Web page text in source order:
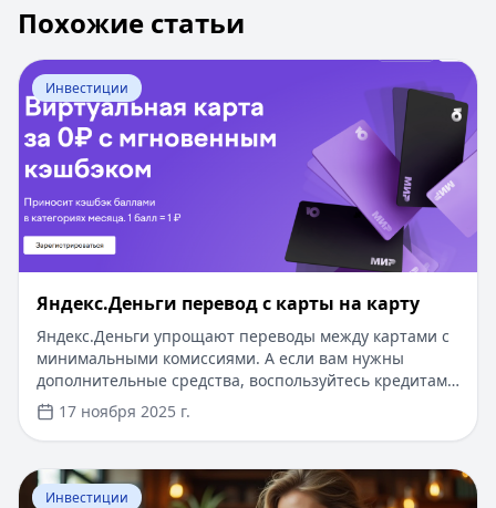
Похожие статьи
Перейти к статье: Яндекс.Деньги перевод с карты на
Инвестиции
Яндекс.Деньги перевод с карты на карту
Яндекс.Деньги упрощают переводы между картами с
минимальными комиссиями. А если вам нужны
дополнительные средства, воспользуйтесь кредитами
на Кредитный Зай: первый займ под 0%, одобрение
за 5 минут без документов и подтверждения доота.
Суммы до 500 000 ₽ и сроки до 5 лет — идеально для
срочных нужд.
17 ноября 2025 г.
Перейти к статье:«Пополняй онлайн» Сбербанк
Инвестиции